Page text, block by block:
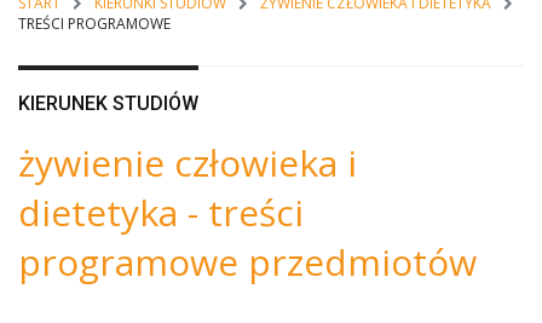
TREŚCI PROGRAMOWE
KIERUNEK STUDIÓW
żywienie człowieka i
dietetyka - treści
programowe przedmiotów